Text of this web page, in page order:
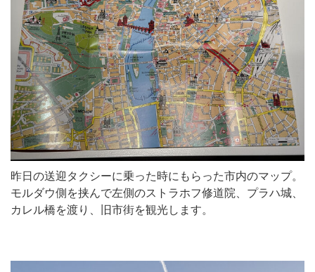
昨日の送迎タクシーに乗った時にもらった市内のマップ。
モルダウ側を挟んで左側のストラホフ修道院、プラハ城、
カレル橋を渡り、旧市街を観光します。